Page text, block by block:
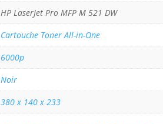
HP LaserJet Pro MFP M 521 DW
Cartouche Toner All-in-One
6000p
Noir
380 x 140 x 233